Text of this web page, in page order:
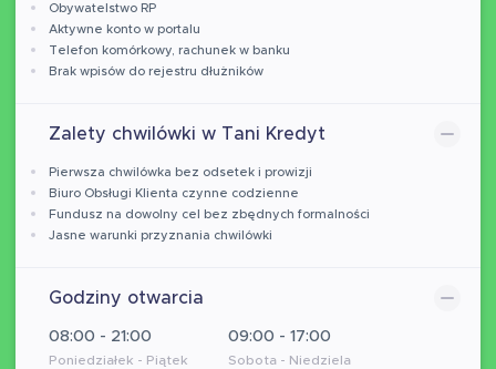
Obywatelstwo RP
Aktywne konto w portalu
Telefon komórkowy, rachunek w banku
Brak wpisów do rejestru dłużników
Zalety chwilówki w Tani Kredyt
Pierwsza chwilówka bez odsetek i prowizji
Biuro Obsługi Klienta czynne codzienne
Fundusz na dowolny cel bez zbędnych formalności
Jasne warunki przyznania chwilówki
Godziny otwarcia
08:00 - 21:00
Poniedziałek - Piątek
09:00 - 17:00
Sobota - Niedziela